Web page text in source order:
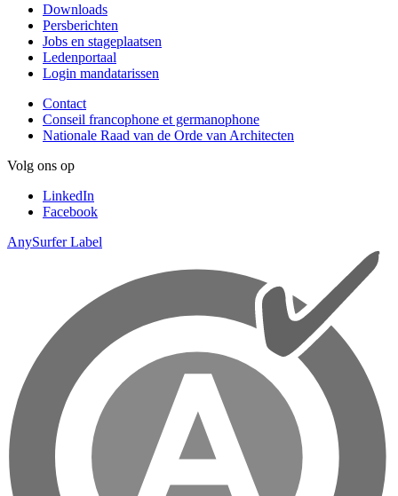
Downloads
Persberichten
Jobs en stageplaatsen
Ledenportaal
Login mandatarissen
Contact
Conseil francophone et germanophone
Nationale Raad van de Orde van Architecten
Volg ons op
LinkedIn
Facebook
AnySurfer Label